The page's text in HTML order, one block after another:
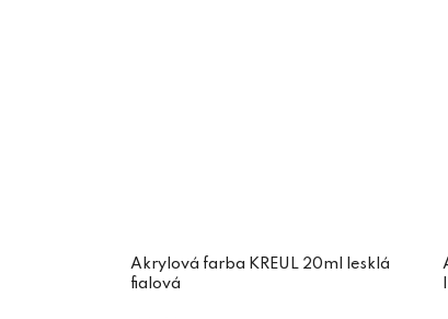
Akrylová farba KREUL 20ml lesklá
fialová